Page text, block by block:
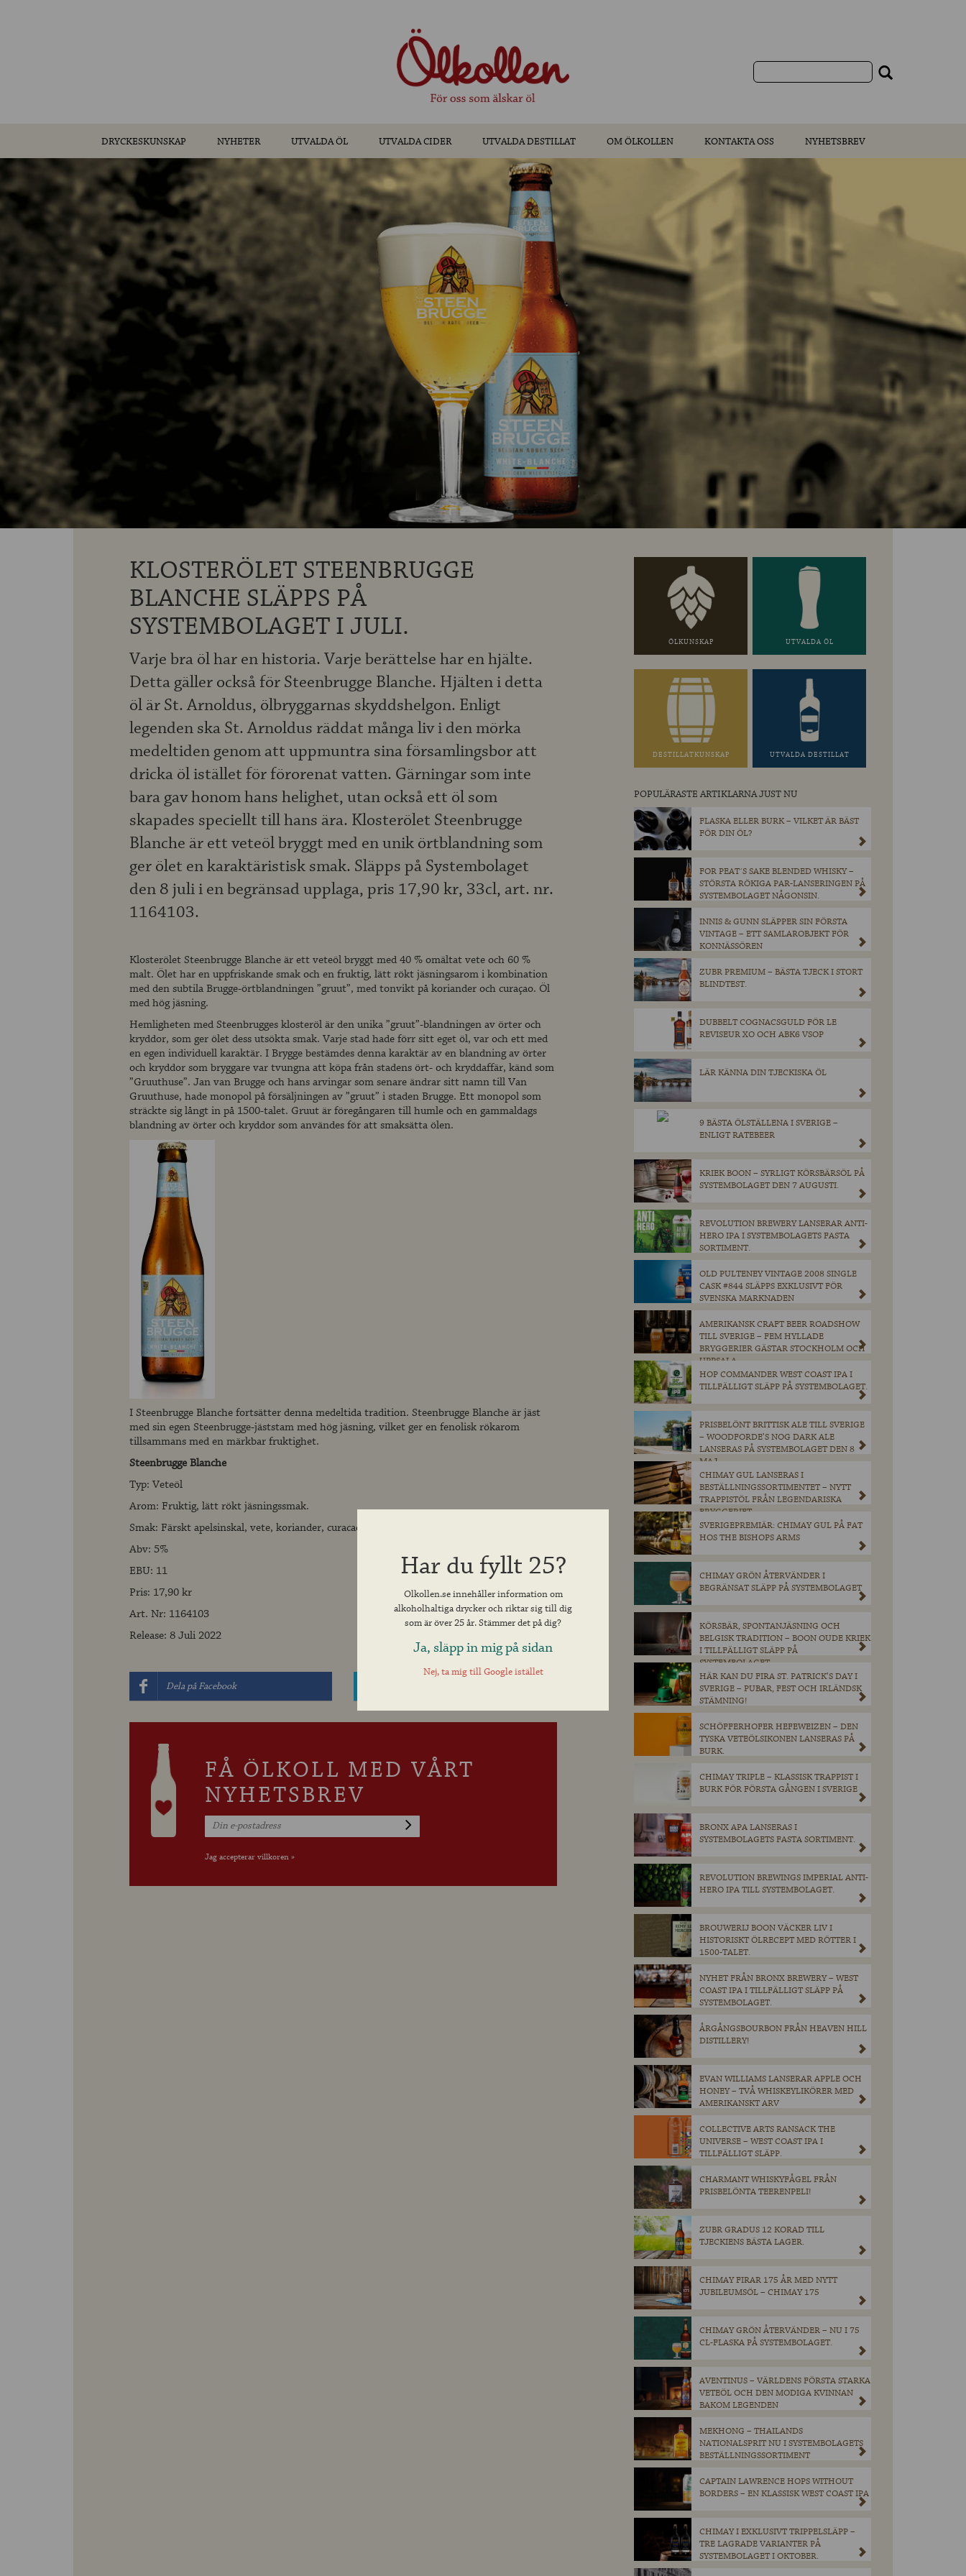
DRYCKESKUNSKAP NYHETER UTVALDA ÖL UTVALDA CIDER UTVALDA DESTILLAT OM ÖLKOLLEN KONTAKTA OSS NYHETSBREV
KLOSTERÖLET STEENBRUGGE
BLANCHE SLÄPPS PÅ
SYSTEMBOLAGET I JULI.
Varje bra öl har en historia. Varje berättelse har en hjälte.
Detta gäller också för Steenbrugge Blanche. Hjälten i detta
öl är St. Arnoldus, ölbryggarnas skyddshelgon. Enligt
legenden ska St. Arnoldus räddat många liv i den mörka
medeltiden genom att uppmuntra sina församlingsbor att
dricka öl istället för förorenat vatten. Gärningar som inte
bara gav honom hans helighet, utan också ett öl som
skapades speciellt till hans ära. Klosterölet Steenbrugge
Blanche är ett veteöl bryggt med en unik örtblandning som
ger ölet en karaktäristisk smak. Släpps på Systembolaget
den 8 juli i en begränsad upplaga, pris 17,90 kr, 33cl, art. nr.
1164103.
Klosterölet Steenbrugge Blanche är ett veteöl bryggt med 40 % omältat vete och 60 %
malt. Ölet har en uppfriskande smak och en fruktig, lätt rökt jäsningsarom i kombination
med den subtila Brugge-örtblandningen ”gruut”, med tonvikt på koriander och curaçao. Öl
med hög jäsning.
Hemligheten med Steenbrugges klosteröl är den unika ”gruut”-blandningen av örter och
kryddor, som ger ölet dess utsökta smak. Varje stad hade förr sitt eget öl, var och ett med
en egen individuell karaktär. I Brygge bestämdes denna karaktär av en blandning av örter
och kryddor som bryggare var tvungna att köpa från stadens ört- och kryddaffär, känd som
”Gruuthuse”. Jan van Brugge och hans arvingar som senare ändrar sitt namn till Van
Gruuthuse, hade monopol på försäljningen av ”gruut” i staden Brugge. Ett monopol som
sträckte sig långt in på 1500-talet. Gruut är föregångaren till humle och en gammaldags
blandning av örter och kryddor som användes för att smaksätta ölen.
I Steenbrugge Blanche fortsätter denna medeltida tradition. Steenbrugge Blanche är jäst
med sin egen Steenbrugge-jäststam med hög jäsning, vilket ger en fenolisk rökarom
tillsammans med en märkbar fruktighet.
Steenbrugge Blanche
Typ: Veteöl
Arom: Fruktig, lätt rökt jäsningssmak.
Smak: Färskt apelsinskal, vete, koriander, curacao
Abv: 5%
EBU: 11
Pris: 17,90 kr
Art. Nr: 1164103
Release: 8 Juli 2022
Dela på Facebook
FÅ ÖLKOLL MED VÅRT
NYHETSBREV
Jag accepterar villkoren »
ÖLKUNSKAP UTVALDA ÖL
DESTILLATKUNSKAP UTVALDA DESTILLAT
POPULÄRASTE ARTIKLARNA JUST NU
FLASKA ELLER BURK – VILKET ÄR BÄST
FÖR DIN ÖL?
FOR PEAT´S SAKE BLENDED WHISKY –
STÖRSTA RÖKIGA PAR-LANSERINGEN PÅ
SYSTEMBOLAGET NÅGONSIN.
INNIS & GUNN SLÄPPER SIN FÖRSTA
VINTAGE – ETT SAMLAROBJEKT FÖR
KONNÄSSÖREN
ZUBR PREMIUM – BÄSTA TJECK I STORT
BLINDTEST.
DUBBELT COGNACSGULD FÖR LE
REVISEUR XO OCH ABK6 VSOP
LÄR KÄNNA DIN TJECKISKA ÖL
9 BÄSTA ÖLSTÄLLENA I SVERIGE –
ENLIGT RATEBEER
KRIEK BOON – SYRLIGT KÖRSBÄRSÖL PÅ
SYSTEMBOLAGET DEN 7 AUGUSTI.
REVOLUTION BREWERY LANSERAR ANTI-
HERO IPA I SYSTEMBOLAGETS FASTA
SORTIMENT.
OLD PULTENEY VINTAGE 2008 SINGLE
CASK #844 SLÄPPS EXKLUSIVT FÖR
SVENSKA MARKNADEN
AMERIKANSK CRAFT BEER ROADSHOW
TILL SVERIGE – FEM HYLLADE
BRYGGERIER GÄSTAR STOCKHOLM OCH
UPPSALA
HOP COMMANDER WEST COAST IPA I
TILLFÄLLIGT SLÄPP PÅ SYSTEMBOLAGET.
PRISBELÖNT BRITTISK ALE TILL SVERIGE
– WOODFORDE’S NOG DARK ALE
LANSERAS PÅ SYSTEMBOLAGET DEN 8
MAJ.
CHIMAY GUL LANSERAS I
BESTÄLLNINGSSORTIMENTET – NYTT
TRAPPISTÖL FRÅN LEGENDARISKA
BRYGGERIET
SVERIGEPREMIÄR: CHIMAY GUL PÅ FAT
HOS THE BISHOPS ARMS
CHIMAY GRÖN ÅTERVÄNDER I
BEGRÄNSAT SLÄPP PÅ SYSTEMBOLAGET
KÖRSBÄR, SPONTANJÄSNING OCH
BELGISK TRADITION – BOON OUDE KRIEK
I TILLFÄLLIGT SLÄPP PÅ
SYSTEMBOLAGET.
HÄR KAN DU FIRA ST. PATRICK’S DAY I
SVERIGE – PUBAR, FEST OCH IRLÄNDSK
STÄMNING!
SCHÖFFERHOFER HEFEWEIZEN – DEN
TYSKA VETEÖLSIKONEN LANSERAS PÅ
BURK.
CHIMAY TRIPLE – KLASSISK TRAPPIST I
BURK FÖR FÖRSTA GÅNGEN I SVERIGE
BRONX APA LANSERAS I
SYSTEMBOLAGETS FASTA SORTIMENT.
REVOLUTION BREWINGS IMPERIAL ANTI-
HERO IPA TILL SYSTEMBOLAGET.
BROUWERIJ BOON VÄCKER LIV I
HISTORISKT ÖLRECEPT MED RÖTTER I
1500-TALET.
NYHET FRÅN BRONX BREWERY – WEST
COAST IPA I TILLFÄLLIGT SLÄPP PÅ
SYSTEMBOLAGET.
ÅRGÅNGSBOURBON FRÅN HEAVEN HILL
DISTILLERY!
EVAN WILLIAMS LANSERAR APPLE OCH
HONEY – TVÅ WHISKEYLIKÖRER MED
AMERIKANSKT ARV
COLLECTIVE ARTS RANSACK THE
UNIVERSE – WEST COAST IPA I
TILLFÄLLIGT SLÄPP.
CHARMANT WHISKYFÅGEL FRÅN
PRISBELÖNTA TEERENPELI!
ZUBR GRADUS 12 KORAD TILL
TJECKIENS BÄSTA LAGER.
CHIMAY FIRAR 175 ÅR MED NYTT
JUBILEUMSÖL – CHIMAY 175
CHIMAY GRÖN ÅTERVÄNDER – NU I 75
CL-FLASKA PÅ SYSTEMBOLAGET.
AVENTINUS – VÄRLDENS FÖRSTA STARKA
VETEÖL OCH DEN MODIGA KVINNAN
BAKOM LEGENDEN
MEKHONG – THAILANDS
NATIONALSPRIT NU I SYSTEMBOLAGETS
BESTÄLLNINGSSORTIMENT
CAPTAIN LAWRENCE HOPS WITHOUT
BORDERS – EN KLASSISK WEST COAST IPA
CHIMAY I EXKLUSIVT TRIPPELSLÄPP –
TRE LAGRADE VARIANTER PÅ
SYSTEMBOLAGET I OKTOBER.
Har du fyllt 25?
Olkollen.se innehåller information om
alkoholhaltiga drycker och riktar sig till dig
som är över 25 år. Stämmer det på dig?
Ja, släpp in mig på sidan
Nej, ta mig till Google istället